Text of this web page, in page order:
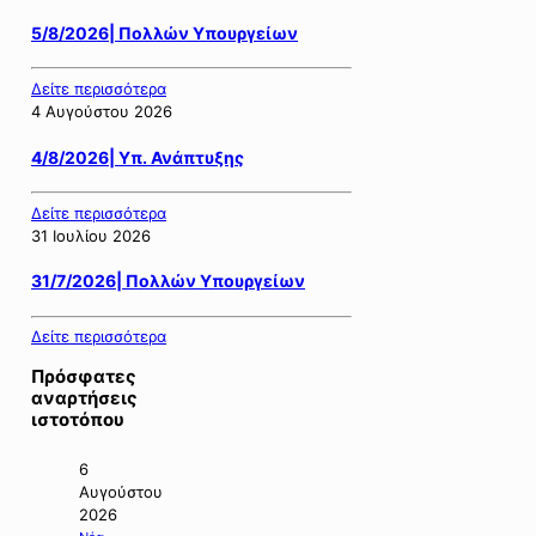
5/8/2026| Πολλών Υπουργείων
Δείτε περισσότερα
4 Αυγούστου 2026
4/8/2026| Υπ. Ανάπτυξης
Δείτε περισσότερα
31 Ιουλίου 2026
31/7/2026| Πολλών Υπουργείων
Δείτε περισσότερα
Πρόσφατες
αναρτήσεις
ιστοτόπου
6
Αυγούστου
2026